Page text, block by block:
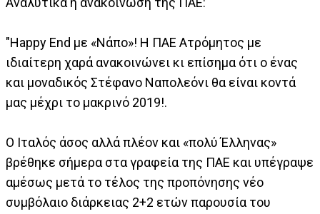
"Ηappy End με «Νάπο»! Η ΠΑΕ Ατρόμητος με
ιδιαίτερη χαρά ανακοινώνει κι επίσημα ότι ο ένας
και μοναδικός Στέφανο Ναπολεόνι θα είναι κοντά
μας μέχρι το μακρινό 2019!.
Ο Ιταλός άσος αλλά πλέον και «πολύ Έλληνας»
βρέθηκε σήμερα στα γραφεία της ΠΑΕ και υπέγραψε
αμέσως μετά το τέλος της προπόνησης νέο
συμβόλαιο διάρκειας 2+2 ετών παρουσία του